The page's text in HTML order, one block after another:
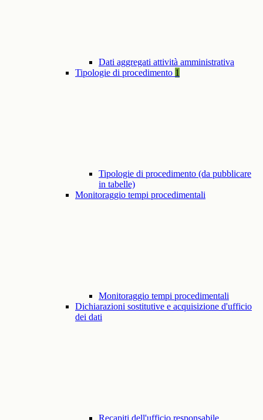
Dati aggregati attività amministrativa
Tipologie di procedimento 1
Tipologie di procedimento (da pubblicare
in tabelle)
Monitoraggio tempi procedimentali
Monitoraggio tempi procedimentali
Dichiarazioni sostitutive e acquisizione d'ufficio
dei dati